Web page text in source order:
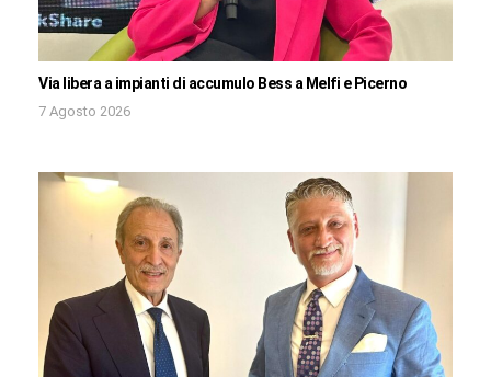
Via libera a impianti di accumulo Bess a Melfi e Picerno
7 Agosto 2026